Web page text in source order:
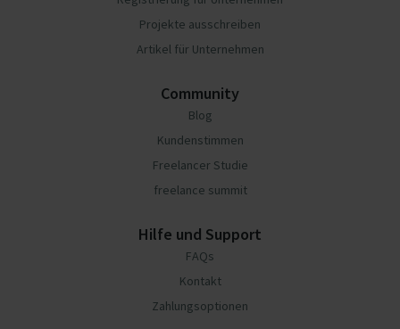
Projekte ausschreiben
Artikel für Unternehmen
Community
Blog
Kundenstimmen
Freelancer Studie
freelance summit
Hilfe und Support
FAQs
Kontakt
Zahlungsoptionen